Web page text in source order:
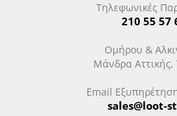
Τηλεφωνικές
210 55 57
Ομήρου &
Μάνδρα Αττικής,
Email
sales@loot-